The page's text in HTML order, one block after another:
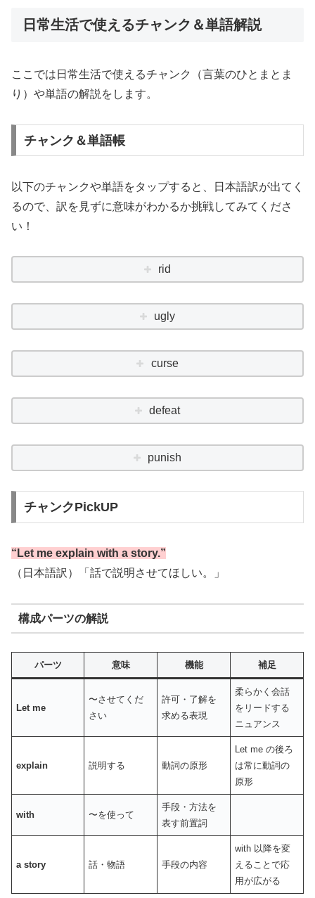
日常生活で使えるチャンク＆単語解説
ここでは日常生活で使えるチャンク（言葉のひとまとま
り）や単語の解説をします。
チャンク＆単語帳
以下のチャンクや単語をタップすると、日本語訳が出てく
るので、訳を見ずに意味がわかるか挑戦してみてくださ
い！
rid
ugly
curse
defeat
punish
チャンクPickUP
“Let me explain with a story.”
（日本語訳）「話で説明させてほしい。」
構成パーツの解説
パーツ 意味 機能 補足
Let me
〜させてくだ
さい
許可・了解を
求める表現
柔らかく会話
をリードする
ニュアンス
explain 説明する 動詞の原形
Let me の後ろ
は常に動詞の
原形
with 〜を使って
手段・方法を
表す前置詞
a story 話・物語 手段の内容
with 以降を変
えることで応
用が広がる